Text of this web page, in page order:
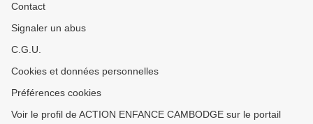
Contact
Signaler un abus
C.G.U.
Cookies et données personnelles
Préférences cookies
Voir le profil de ACTION ENFANCE CAMBODGE sur le portail